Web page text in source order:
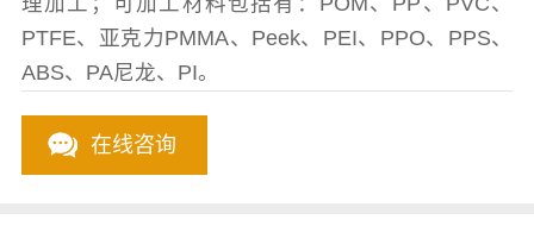
PTFE、亚克力PMMA、Peek、PEI、PPO、PPS、
ABS、PA尼龙、PI。
在线咨询